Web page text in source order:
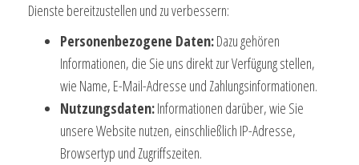
Dienste bereitzustellen und zu verbessern:
Personenbezogene Daten:Dazu gehören
Informationen, die Sie uns direkt zur Verfügung stellen,
wie Name, E-Mail-Adresse und Zahlungsinformationen.
Nutzungsdaten:Informationen darüber, wie Sie
unsere Website nutzen, einschließlich IP-Adresse,
Browsertyp und Zugriffszeiten.